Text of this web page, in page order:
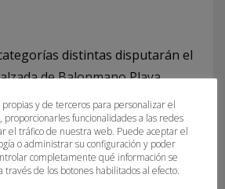
distintas disputarán el
de Balonmano Playa,
Campeonatos de Asturias
e infantil masculino y
propias y de terceros para personalizar el
funcionalidades a las redes
el tráfico de nuestra web. Puede aceptar el
o administrar su configuración y poder
completamente qué información se
través de los botones habilitados al efecto.